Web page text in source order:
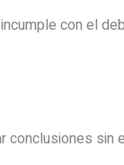
con el
conclusiones sin